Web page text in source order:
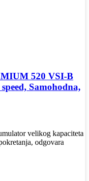
520 VSI-B
Samohodna,
velikog kapaciteta
odgovara